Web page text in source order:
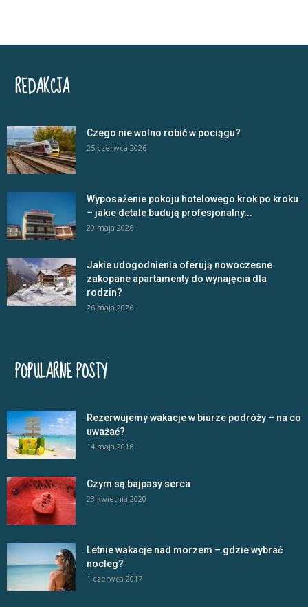
REDAKCJA
Czego nie wolno robić w pociągu?
25 czerwca 2026
Wyposażenie pokoju hotelowego krok po kroku
– jakie detale budują profesjonalny...
29 maja 2026
Jakie udogodnienia oferują nowoczesne
zakopane apartamenty do wynajęcia dla
rodzin?
26 maja 2026
POPULARNE POSTY
Rezerwujemy wakacje w biurze podróży – na co
uważać?
14 maja 2016
Czym są bajpasy serca
23 kwietnia 2020
Letnie wakacje nad morzem – gdzie wybrać
nocleg?
1 czerwca 2017